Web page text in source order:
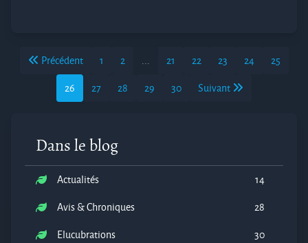
Précédent 1 2 ... 21 22 23 24
25
26
27 28 29 30 Suivant
Dans le blog
Actualités
14
Avis & Chroniques
28
Elucubrations
30